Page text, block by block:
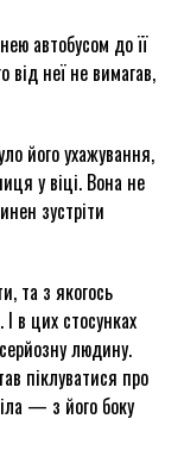
автобусом до її
від неї не вимагав,
його ухажування,
у віці. Вона не
зустріти
та з якогось
в цих стосунках
людину.
піклуватися про
— з його боку